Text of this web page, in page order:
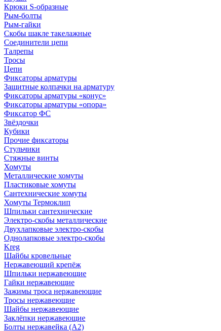
Крюки S-образные
Рым-болты
Рым-гайки
Скобы шакле такелажные
Соединители цепи
Талрепы
Тросы
Цепи
Фиксаторы арматуры
Защитные колпачки на арматуру
Фиксаторы арматуры «конус»
Фиксаторы арматуры «опора»
Фиксатор ФС
Звёздочки
Кубики
Прочие фиксаторы
Стульчики
Стяжные винты
Хомуты
Металлические хомуты
Пластиковые хомуты
Сантехнические хомуты
Хомуты Термоклип
Шпильки сантехнические
Электро-скобы металлические
Двухлапковые электро-скобы
Однолапковые электро-скобы
Kreg
Шайбы кровельные
Нержавеющий крепёж
Шпильки нержавеющие
Гайки нержавеющие
Зажимы троса нержавеющие
Тросы нержавеющие
Шайбы нержавеющие
Заклёпки нержавеющие
Болты нержавейка (А2)